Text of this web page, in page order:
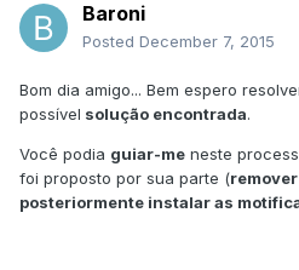
Baroni
Posted December 7, 2015
Bom dia amigo... Bem espero
possível solução encontrada.
Você podia guiar-me neste
foi proposto por sua parte (
posteriormente instalar as